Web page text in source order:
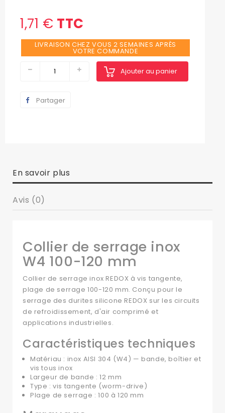
1,71 € TTC
LIVRAISON CHEZ VOUS 2 SEMAINES APRÈS
VOTRE COMMANDE
Ajouter au panier
Partager
En savoir plus
Avis (0)
Collier de serrage inox
W4 100-120 mm
Collier de serrage inox REDOX à vis tangente,
plage de serrage 100-120 mm. Conçu pour le
serrage des durites silicone REDOX sur les circuits
de refroidissement, d'air comprimé et
applications industrielles.
Caractéristiques techniques
Matériau : inox AISI 304 (W4) — bande, boîtier et
vis tous inox
Largeur de bande : 12 mm
Type : vis tangente (worm-drive)
Plage de serrage : 100 à 120 mm